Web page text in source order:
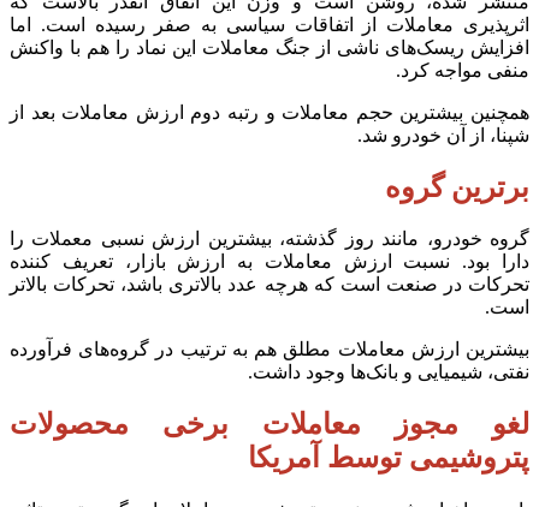
اثرپذیری معاملات از اتفاقات سیاسی به صفر رسیده است. اما
افزایش ریسک‌های ناشی از جنگ معاملات این نماد را هم با واکنش
منفی مواجه کرد.
همچنین بیشترین حجم معاملات و رتبه دوم ارزش معاملات بعد از
شپنا، از آن خودرو شد.
برترین گروه
گروه خودرو، مانند روز گذشته، بیشترین ارزش نسبی معملات را
دارا بود. نسبت ارزش معاملات به ارزش بازار، تعریف کننده
تحرکات در صنعت است که هرچه عدد بالاتری باشد، تحرکات بالاتر
است.
بیشترین ارزش معاملات مطلق هم به ترتیب در گروه‌های فرآورده
نفتی، شیمیایی و بانک‌ها وجود داشت.
لغو مجوز معاملات برخی محصولات
پتروشیمی توسط آمریکا